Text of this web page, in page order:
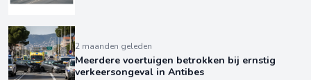
2 maanden geleden
Meerdere voertuigen betrokken bij ernstig
verkeersongeval in Antibes